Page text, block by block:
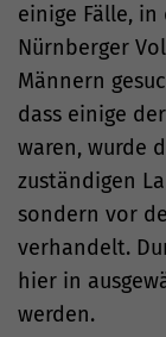
einige Fälle,
Nürnberger
Männern
dass einige
waren, wurde
zuständigen
sondern vor
verhandelt.
hier in
werden.